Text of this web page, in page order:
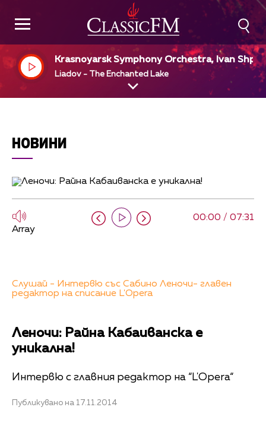
Krasnoyarsk Symphony Orchestra, Ivan
r, dir
Liadov - The Enchanted Lake
НОВИНИ
00:00 / 07:31
Array
Слушай - Интервю със Сабино Леночи- главен
редактор на списание L'Opera
Леночи: Райна Кабаиванска е
уникална!
Интервю с главния редактор на “L'Opera“
Публикувано на 17.11.2014